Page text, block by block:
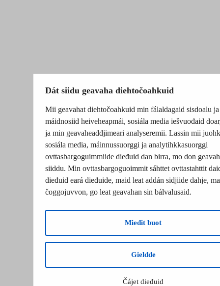
Dát siidu geavaha diehtočoahkuid
Mii geavahat diehtočoahkuid min fálaldagaid sisdoalu ja
máidnosiid heiveheapmái, sosiála media iešvuođaid
ja min geavaheaddjimeari analyseremii. Lassin mii
sosiála media, máinnussuorggi ja analytihkkasuorggi
ovttasbargoguimmiide dieđuid dan birra, mo don
siiddu. Min ovttasbargoguoimmit sáhttet ovttastahttit
dieđuid eará dieđuide, maid leat addán sidjiide dahje,
čoggojuvvon, go leat geavahan sin bálvalusaid.
Mieđit buot
Gieldde
Čájet dieđuid